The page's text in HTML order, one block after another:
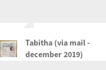
Tabitha (via mail -
december 2019)